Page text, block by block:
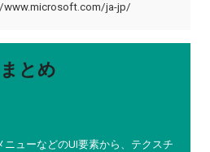
www.microsoft.com/ja-jp/
まとめ
ューなどのUI要素から、テクスチ